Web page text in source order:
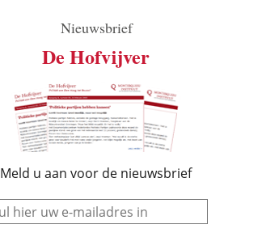
Nieuwsbrief
De Hofvijver
Meld u aan voor de nieuwsbrief
e-mail